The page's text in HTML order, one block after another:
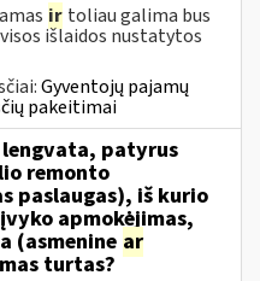
ir toliau galima bus
išlaidos nustatytos
Gyventojų pajamų
pakeitimai
patyrus
remonto
paslaugas), iš kurio
apmokėjimas,
(asmenine ar
turtas?